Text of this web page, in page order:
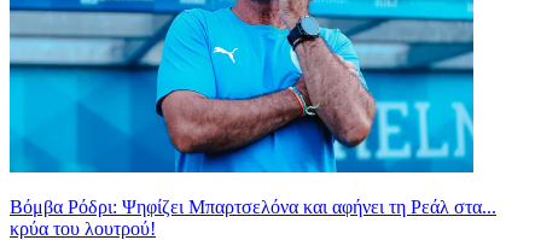
Βόμβα Ρόδρι: Ψηφίζει Μπαρτσελόνα και αφήνει τη Ρεάλ στα...
κρύα του λουτρού!